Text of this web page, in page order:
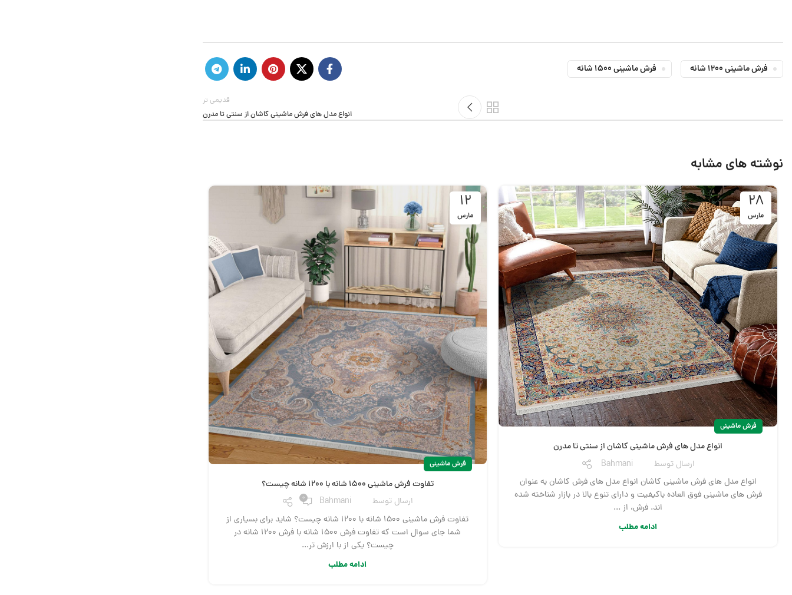
فرش ماشینی 1200 شانه فرش ماشینی 1500 شانه
قدیمی تر
انواع مدل های فرش ماشینی کاشان از سنتی تا مدرن
نوشته های مشابه
28
مارس
فرش ماشینی
انواع مدل های فرش ماشینی کاشان از سنتی تا مدرن
ارسال توسط
Bahmani
انواع مدل های فرش ماشینی کاشان انواع مدل های فرش کاشان به عنوان
فرش های ماشینی فوق العاده باکیفیت و دارای تنوع بالا در بازار شناخته شده
اند. فرش، از ...
ادامه مطلب
12
مارس
فرش ماشینی
تفاوت فرش ماشینی ۱۵۰۰ شانه با ۱۲۰۰ شانه چیست؟
ارسال توسط Bahmani
0
تفاوت فرش ماشینی ۱۵۰۰ شانه با ۱۲۰۰ شانه چیست؟ شاید برای بسیاری از
شما جای سوال است که تفاوت فرش 1500 شانه با فرش ۱۲۰۰ شانه در
چیست؟ یکی از با ارزش تر...
ادامه مطلب